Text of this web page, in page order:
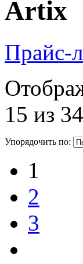
Artix
Прайс-
15 из
Упорядочить по:
1
2
3